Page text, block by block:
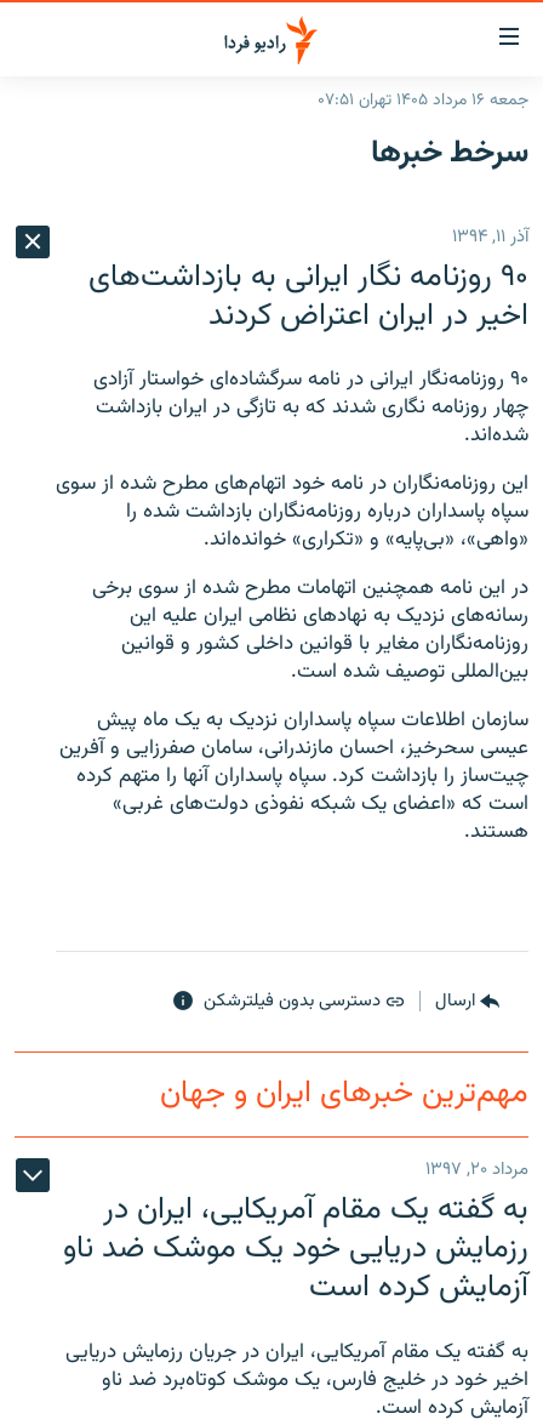
لینک‌های
قابلیت
دسترسی
بازگشت
اصلی
رفتن
صفحه
ایران
رادیو
انتخاب کنید و بشنوید
فرکانس‌ها
پادکست
گزارش‌های تصویری
گزارش‌های ویدئویی
زنان فردا
به ما بپیوندید
زبان‌های دیگر
جمعه ۱۶ مرداد ۱۴۰۵ تهران ۰۷:۵۱
سرخط‌ خبرها
آذر ۱۱, ۱۳۹۴
۹۰ روزنامه نگار ایرانی به بازداشت‌های
اخیر در ایران اعتراض کردند
۹۰ روزنامه‌نگار ایرانی در نامه‌ سرگشاده‌ای خواستار آزادی
چهار روزنامه نگاری شدند که به تازگی در ایران بازداشت
شده‌اند.
این روزنامه‌نگاران در نامه خود اتهام‌های مطرح شده از سوی
سپاه پاسداران درباره روزنامه‌نگاران بازداشت شده را
«واهی»، «بی‌پایه» و «تکراری» خوانده‌اند.
در این نامه همچنین اتهامات مطرح شده از سوی برخی
رسانه‌های نزدیک به نهادهای نظامی ایران علیه این
روزنامه‌نگاران مغایر با قوانین داخلی کشور و قوانین
بین‌المللی توصیف شده است.
سازمان اطلاعات سپاه پاسداران نزدیک به یک ماه پیش
عیسی سحرخیز، احسان مازندرانی، سامان صفرزایی و آفرین
چیت‌ساز را بازداشت کرد. سپاه پاسداران آنها را متهم کرده
است که «اعضای یک شبکه نفوذی دولت‌های غربی»
هستند.
ارسال دسترسی بدون فیلترشکن
مهم‌ترین خبرهای ایران و جهان
مرداد ۲۰, ۱۳۹۷
به گفته یک مقام آمریکایی، ایران در
رزمایش دریایی خود یک موشک ضد ناو
آزمایش کرده است
به گفته یک مقام آمریکایی، ایران در جریان رزمایش دریایی
اخیر خود در خلیج فارس، یک موشک کوتاه‌برد ضد ناو
آزمایش کرده است.